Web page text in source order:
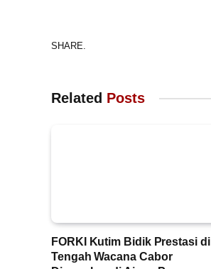
SHARE.
Related Posts
FORKI Kutim Bidik Prestasi di
Tengah Wacana Cabor